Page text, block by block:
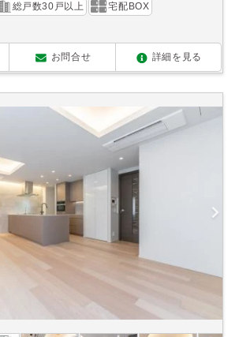
総戸数30戸以上
宅配BOX
お問合せ 詳細を見る